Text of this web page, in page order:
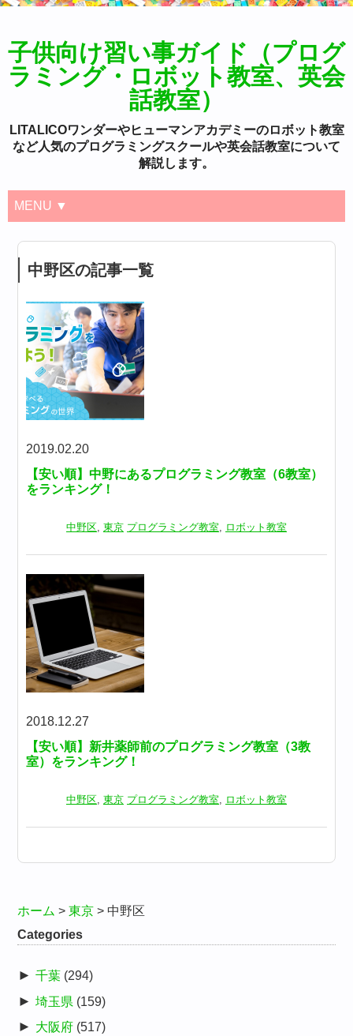
子供向け習い事ガイド（プログ
ラミング・ロボット教室、英会
話教室）
LITALICOワンダーやヒューマンアカデミーのロボット教室
など人気のプログラミングスクールや英会話教室について
解説します。
MENU ▼
中野区の記事一覧
2019.02.20
【安い順】中野にあるプログラミング教室（6教室）
をランキング！
中野区, 東京 プログラミング教室, ロボット教室
2018.12.27
【安い順】新井薬師前のプログラミング教室（3教
室）をランキング！
中野区, 東京 プログラミング教室, ロボット教室
ホーム >東京 > 中野区
Categories
► 千葉 (294)
► 埼玉県 (159)
► 大阪府 (517)